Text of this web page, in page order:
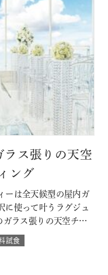
ス張りの天空
ング
ーは全天候型の屋内ガ
に使って叶うラグジュ
ラス張りの天空チャ
まれ まるで空の上で
のフェアに含まれるコ
試食